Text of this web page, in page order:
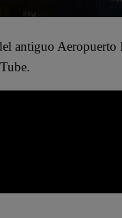
antiguo